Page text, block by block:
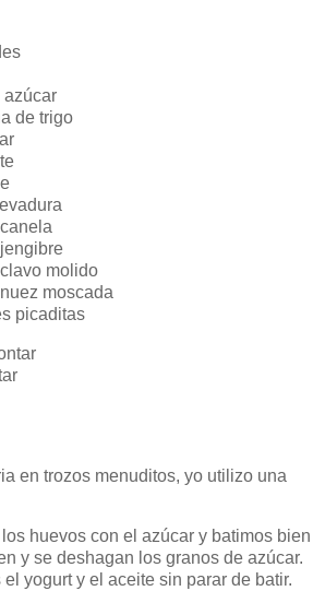
azúcar
de trigo
molido
moscada
picaditas
en trozos menuditos, yo utilizo una
huevos con el azúcar y batimos bien
y se deshagan los granos de azúcar.
yogurt y el aceite sin parar de batir.